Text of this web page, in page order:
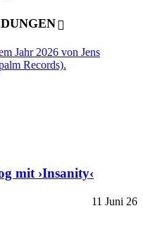
mit ›Insanity‹
11 Juni 26